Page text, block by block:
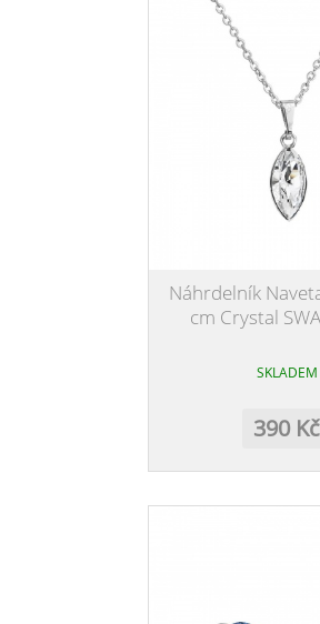
Náhrdelník
cm Crystal
SKLADEM
390 Kč